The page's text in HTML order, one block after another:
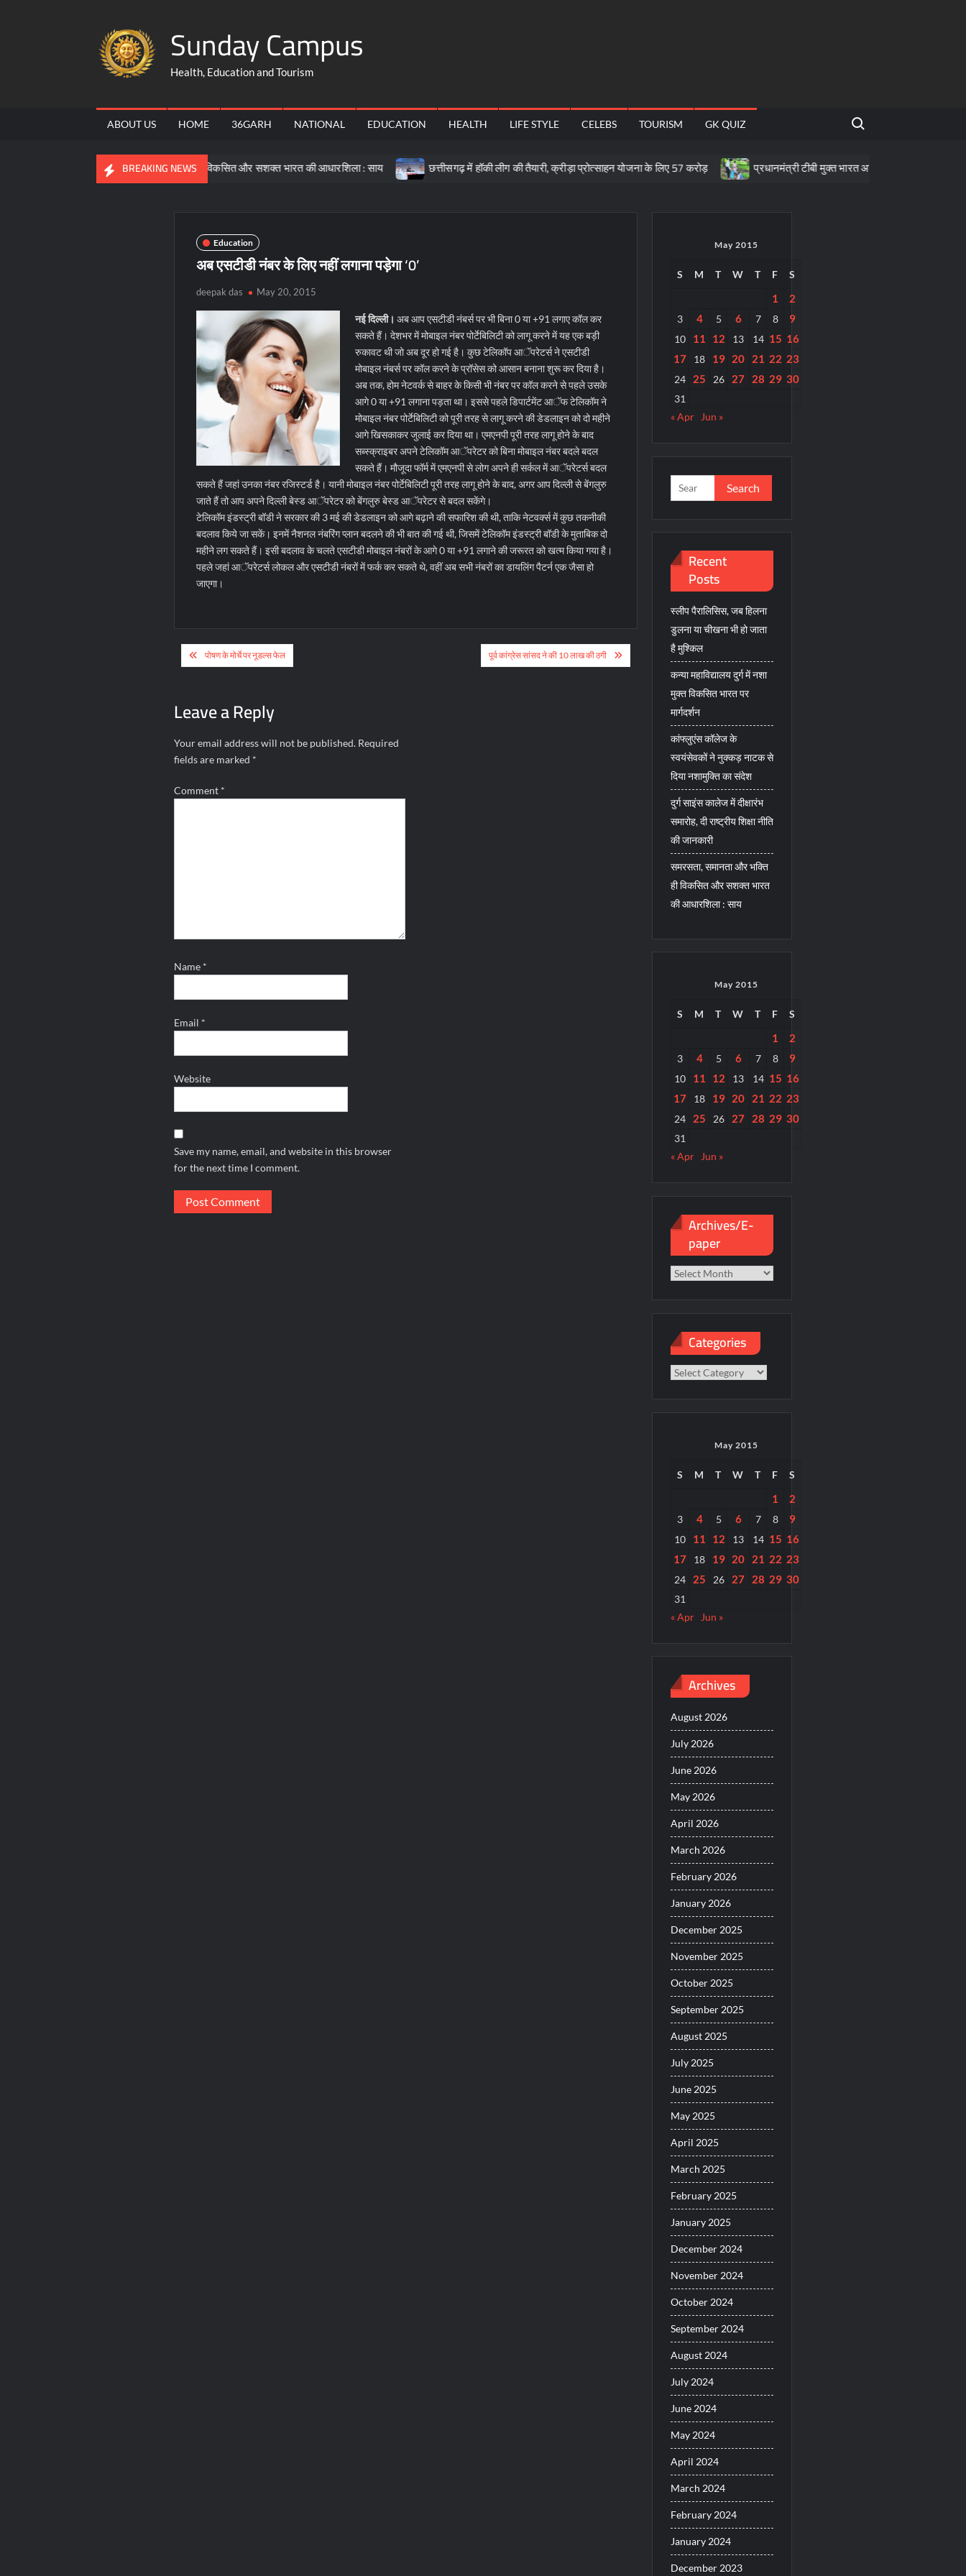
Sunday Campus
Health, Education and Tourism
ABOUT US HOME 36GARH NATIONAL EDUCATION HEALTH LIFE STYLE CELEBS TOURISM GK QUIZ
Search for:
BREAKING NEWS
समरसता, समानता और भक्ति ही विकसित और सशक्त भारत की आधारशिला : साय छत्तीसगढ़ में हॉकी लीग की तैयारी, क्रीड़ा प्रोत्साहन योजना के लिए 57 करोड़ प्रधानमंत्री टीबी मुक्त भारत अभियान के तहत पीवीटीजी क्षेत्रों में पोषण
Education
अब एसटीडी नंबर के लिए नहीं लगाना पड़ेगा ‘0’
deepak das May 20, 2015
नई दिल्ली। अब आप एसटीडी नंबर्स पर भी बिना 0 या +91 लगाए कॉल कर
सकते हैं। देशभर में मोबाइल नंबर पोर्टेबिलिटी को लागू करने में यह एक बड़ी
रुकावट थी जो अब दूर हो गई है। कुछ टेलिकॉप आॅपरेटर्स ने एसटीडी
मोबाइल नंबर्स पर कॉल करने के प्रॉसेस को आसान बनाना शुरू कर दिया है।
अब तक, होम नेटवर्क से बाहर के किसी भी नंबर पर कॉल करने से पहले उसके
आगे 0 या +91 लगाना पड़ता था। इससे पहले डिपार्टमेंट आॅफ टेलिकॉम ने
मोबाइल नंबर पोर्टेबिलिटी को पूरी तरह से लागू करने की डेडलाइन को दो महीने
आगे खिसकाकर जुलाई कर दिया था। एमएनपी पूरी तरह लागू होने के बाद
सब्स्क्राइबर अपने टेलिकॉम आॅपरेटर को बिना मोबाइल नंबर बदले बदल
सकते हैं। मौजूदा फॉर्म में एमएनपी से लोग अपने ही सर्कल में आॅपरेटर्स बदल
सकते हैं जहां उनका नंबर रजिस्टर्ड है। यानी मोबाइल नंबर पोर्टेबिलिटी पूरी तरह लागू होने के बाद, अगर आप दिल्ली से बेंगलुरु
जाते हैं तो आप अपने दिल्ली बेस्ड आॅपरेटर को बेंगलुरु बेस्ड आॅपरेटर से बदल सकेंगे।
टेलिकॉम इंडस्ट्री बॉडी ने सरकार की 3 मई की डेडलाइन को आगे बढ़ाने की सफारिश की थी, ताकि नेटवर्क्स में कुछ तकनीकी
बदलाव किये जा सकें। इनमें नैशनल नंबरिंग प्लान बदलने की भी बात की गई थी, जिसमें टेलिकॉम इंडस्ट्री बॉडी के मुताबिक दो
महीने लग सकते हैं। इसी बदलाव के चलते एसटीडी मोबाइल नंबरों के आगे 0 या +91 लगाने की जरूरत को खत्म किया गया है।
पहले जहां आॅपरेटर्स लोकल और एसटीडी नंबरों में फर्क कर सकते थे, वहीं अब सभी नंबरों का डायलिंग पैटर्न एक जैसा हो
जाएगा।
Post
navigation
पोषण के मोर्चे पर नूडल्स फेल पूर्व कांग्रेस सांसद ने की 10 लाख की ठगी
Leave a Reply
Your email address will not be published. Required
fields are marked *
Comment *
Name *
Email *
Website
Save my name, email, and website in this browser
for the next time I comment.
May 2015
S M T W T F S
1 2
3 4 5 6 7 8 9
10 11 12 13 14 15 16
17
18 19 20 21 22 23
24 25 26 27 28 29 30
31
« Apr
Jun »
Search
for:
Recent
Posts
स्लीप पैरालिसिस, जब हिलना
डुलना या चीखना भी हो जाता
है मुश्किल
कन्या महाविद्यालय दुर्ग में नशा
मुक्त विकसित भारत पर
मार्गदर्शन
कांफ्लुएंस कॉलेज के
स्वयंसेवकों ने नुक्कड़ नाटक से
दिया नशामुक्ति का संदेश
दुर्ग साइंस कालेज में दीक्षारंभ
समारोह, दी राष्ट्रीय शिक्षा नीति
की जानकारी
समरसता, समानता और भक्ति
ही विकसित और सशक्त भारत
की आधारशिला : साय
May 2015
S M T W T F S
1 2
3 4 5 6 7 8 9
10 11 12 13 14 15 16
17
18 19 20 21 22 23
24 25 26 27 28 29 30
31
« Apr
Jun »
Archives/E-
paper
Archives/E-
Categories
Categories
May 2015
S M T W T F S
1 2
3 4 5 6 7 8 9
10 11 12 13 14 15 16
17
18 19 20 21 22 23
24 25 26 27 28 29 30
31
« Apr
Jun »
Archives
August 2026
July 2026
June 2026
May 2026
April 2026
March 2026
February 2026
January 2026
December 2025
November 2025
October 2025
September 2025
August 2025
July 2025
June 2025
May 2025
April 2025
March 2025
February 2025
January 2025
December 2024
November 2024
October 2024
September 2024
August 2024
July 2024
June 2024
May 2024
April 2024
March 2024
February 2024
January 2024
December 2023